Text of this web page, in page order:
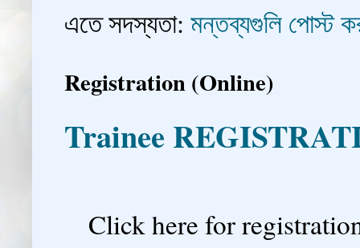
এতে সদস্যতা: মন্তব্যগুলি পোস্ট
Registration (Online)
Trainee
Click here for